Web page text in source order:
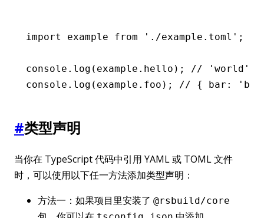
import example from './example.toml' ;
console .log ( example .hello); // 'world';
console .log ( example .foo); // { bar:
#类型声明
当你在 TypeScript 代码中引用 YAML 或 TOML 文件
时，可以使用以下任一方法添加类型声明：
方法一：如果项目里安装了 @rsbuild/core